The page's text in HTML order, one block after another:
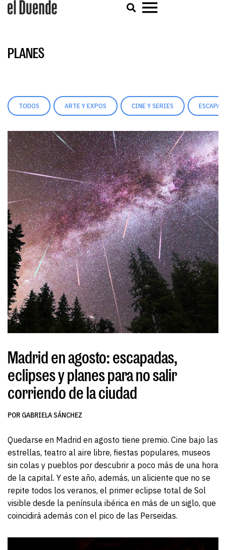
PLANES
TODOS ARTE Y EXPOS CINE Y SERIES
Madrid en agosto: escapadas,
eclipses y planes para no salir
corriendo de la ciudad
POR GABRIELA SÁNCHEZ
Quedarse en Madrid en agosto tiene premio. Cine bajo las
estrellas, teatro al aire libre, fiestas populares, museos
sin colas y pueblos por descubrir a poco más de una hora
de la capital. Y este año, además, un aliciente que no se
repite todos los veranos, el primer eclipse total de Sol
visible desde la península ibérica en más de un siglo, que
coincidirá además con el pico de las Perseidas.